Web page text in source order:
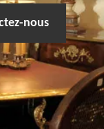
nous